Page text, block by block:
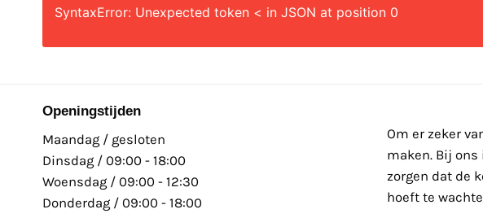
SyntaxError: Unexpected token < in JSON at position 0
Openingstijden
Maandag / gesloten
Dinsdag / 09:00 - 18:00
Woensdag / 09:00 - 12:30
Donderdag / 09:00 - 18:00
Om er zeker
maken. Bij
zorgen dat de
hoeft te